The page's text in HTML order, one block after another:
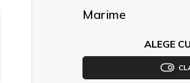
Marime
ALEGE